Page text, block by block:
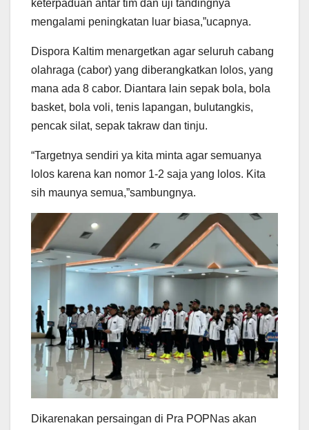
keterpaduan antar tim dan uji tandingnya
mengalami peningkatan luar biasa,”ucapnya.
Dispora Kaltim menargetkan agar seluruh cabang
olahraga (cabor) yang diberangkatkan lolos, yang
mana ada 8 cabor. Diantara lain sepak bola, bola
basket, bola voli, tenis lapangan, bulutangkis,
pencak silat, sepak takraw dan tinju.
“Targetnya sendiri ya kita minta agar semuanya
lolos karena kan nomor 1-2 saja yang lolos. Kita
sih maunya semua,”sambungnya.
Dikarenakan persaingan di Pra POPNas akan